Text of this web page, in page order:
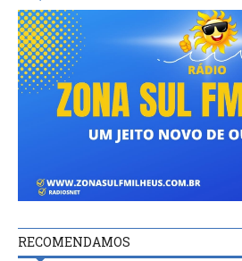
RECOMENDAMOS